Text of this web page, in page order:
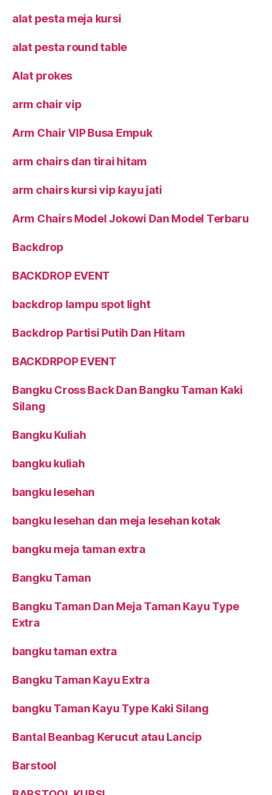
alat pesta meja kursi
alat pesta round table
Alat prokes
arm chair vip
Arm Chair VIP Busa Empuk
arm chairs dan tirai hitam
arm chairs kursi vip kayu jati
Arm Chairs Model Jokowi Dan Model Terbaru
Backdrop
BACKDROP EVENT
backdrop lampu spot light
Backdrop Partisi Putih Dan Hitam
BACKDRPOP EVENT
Bangku Cross Back Dan Bangku Taman Kaki
Silang
Bangku Kuliah
bangku kuliah
bangku lesehan
bangku lesehan dan meja lesehan kotak
bangku meja taman extra
Bangku Taman
Bangku Taman Dan Meja Taman Kayu Type
Extra
bangku taman extra
Bangku Taman Kayu Extra
bangku Taman Kayu Type Kaki Silang
Bantal Beanbag Kerucut atau Lancip
Barstool